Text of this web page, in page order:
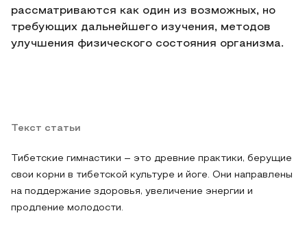
рассматриваются как один из возможных, но
требующих дальнейшего изучения, методов
улучшения физического состояния организма.
Текст статьи
Тибетские гимнастики – это древние практики, берущие
свои корни в тибетской культуре и йоге. Они направлены
на поддержание здоровья, увеличение энергии и
продление молодости.